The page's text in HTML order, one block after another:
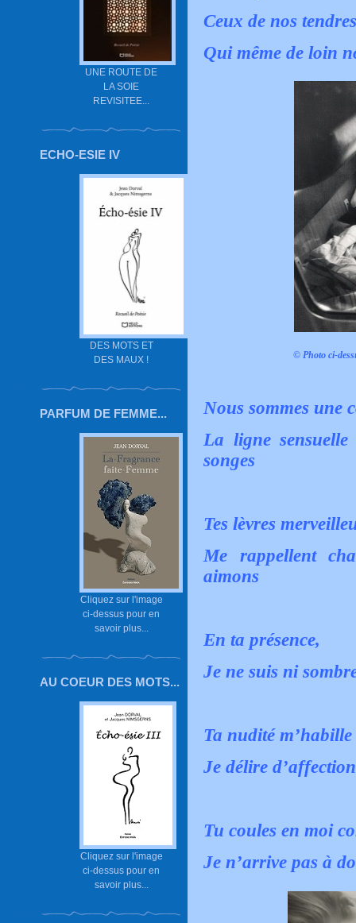
UNE ROUTE DE
LA SOIE
REVISITEE...
ECHO-ESIE IV
DES MOTS ET
DES MAUX !
PARFUM DE FEMME...
Cliquez sur l'image
ci-dessus pour en
savoir plus...
AU COEUR DES MOTS...
Cliquez sur l'image
ci-dessus pour en
savoir plus...
Ceux de nos
Qui même de loin
© Photo ci-
Nous sommes une
La ligne
songes
Tes lèvres
Me rappellent
aimons
En ta présence,
Je ne suis ni
Ta nudité
Je délire
Tu coules en moi
Je n’arrive pas à